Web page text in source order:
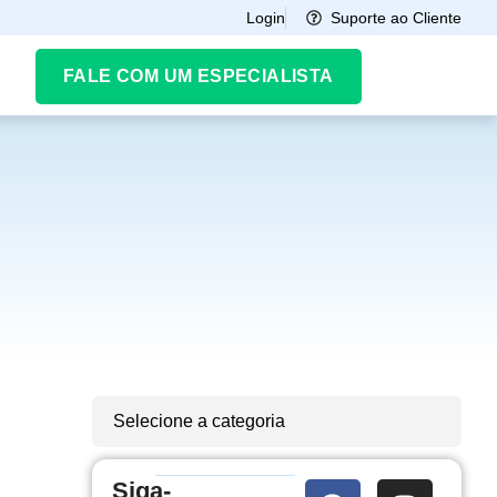
Login Suporte ao Cliente
FALE COM UM ESPECIALISTA
Selecione a categoria
Siga-